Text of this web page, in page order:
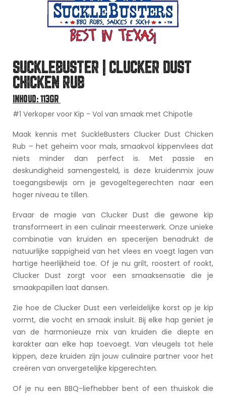
SUCKLEBUSTER | CLUCKER DUST
CHICKEN RUB
INHOUD: 113GR
#1 Verkoper voor Kip - Vol van smaak met Chipotle
Maak kennis met SuckleBusters Clucker Dust Chicken
Rub – het geheim voor mals, smaakvol kippenvlees dat
niets minder dan perfect is. Met passie en
deskundigheid samengesteld, is deze kruidenmix jouw
toegangsbewijs om je gevogeltegerechten naar een
hoger niveau te tillen.
Ervaar de magie van Clucker Dust die gewone kip
transformeert in een culinair meesterwerk. Onze unieke
combinatie van kruiden en specerijen benadrukt de
natuurlijke sappigheid van het vlees en voegt lagen van
hartige heerlijkheid toe. Of je nu grilt, roostert of rookt,
Clucker Dust zorgt voor een smaaksensatie die je
smaakpapillen laat dansen.
Zie hoe de Clucker Dust een verleidelijke korst op je kip
vormt, die vocht en smaak insluit. Bij elke hap geniet je
van de harmonieuze mix van kruiden die diepte en
karakter aan elke hap toevoegt. Van vleugels tot hele
kippen, deze kruiden zijn jouw culinaire partner voor het
creëren van onvergetelijke kipgerechten.
Of je nu een BBQ-liefhebber bent of een thuiskok die